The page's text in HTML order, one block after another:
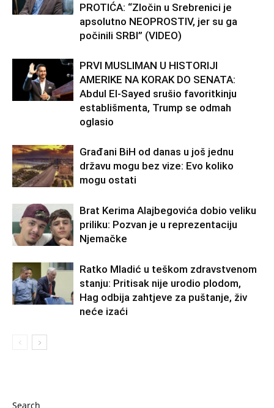
PROTIĆA: “Zločin u Srebrenici je
apsolutno NEOPROSTIV, jer su ga
počinili SRBI” (VIDEO)
PRVI MUSLIMAN U HISTORIJI
AMERIKE NA KORAK DO SENATA:
Abdul El-Sayed srušio favoritkinju
establišmenta, Trump se odmah
oglasio
Građani BiH od danas u još jednu
državu mogu bez vize: Evo koliko
mogu ostati
Brat Kerima Alajbegovića dobio veliku
priliku: Pozvan je u reprezentaciju
Njemačke
Ratko Mladić u teškom zdravstvenom
stanju: Pritisak nije urodio plodom,
Hag odbija zahtjeve za puštanje, živ
neće izaći
Search